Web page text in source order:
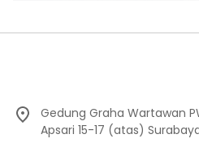
Gedung Graha Wartawan
Apsari 15-17 (atas)